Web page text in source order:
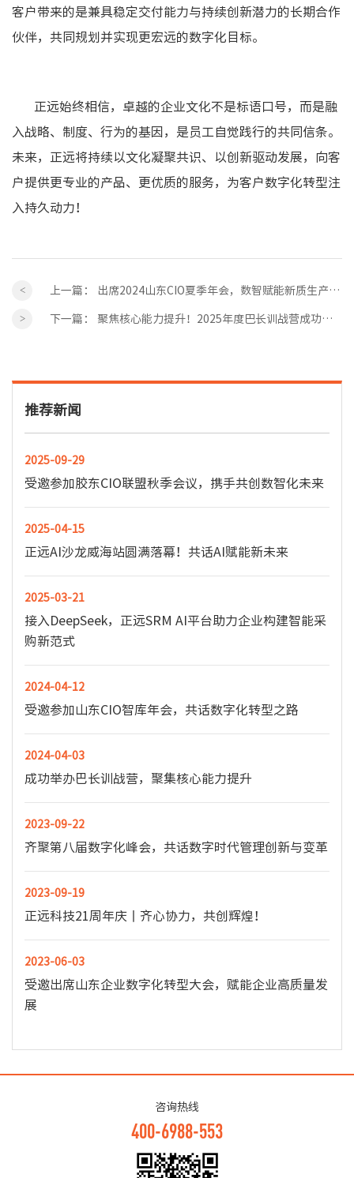
客户带来的是兼具稳定交付能力与持续创新潜力的长期合作
伙伴，共同规划并实现更宏远的数字化目标。
正远始终相信，卓越的企业文化不是标语口号，而是融
入战略、制度、行为的基因，是员工自觉践行的共同信条。
未来，正远将持续以文化凝聚共识、以创新驱动发展，向客
户提供更专业的产品、更优质的服务，为客户数字化转型注
入持久动力！
上一篇： 出席2024山东CIO夏季年会，数智赋能新质生产力发展
下一篇： 聚焦核心能力提升！2025年度巴长训战营成功举办
推荐新闻
2025-09-29
受邀参加胶东CIO联盟秋季会议，携手共创数智化未来
2025-04-15
正远AI沙龙威海站圆满落幕！共话AI赋能新未来
2025-03-21
接入DeepSeek，正远SRM AI平台助力企业构建智能采
购新范式
2024-04-12
受邀参加山东CIO智库年会，共话数字化转型之路
2024-04-03
成功举办巴长训战营，聚集核心能力提升
2023-09-22
齐聚第八届数字化峰会，共话数字时代管理创新与变革
2023-09-19
正远科技21周年庆丨齐心协力，共创辉煌！
2023-06-03
受邀出席山东企业数字化转型大会，赋能企业高质量发
展
咨询热线
400-6988-553